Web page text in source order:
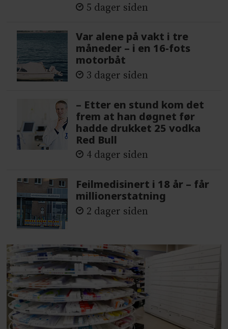
5 dager siden
Var alene på vakt i tre
måneder – i en 16-fots
motorbåt
3 dager siden
– Etter en stund kom det
frem at han døgnet før
hadde drukket 25 vodka
Red Bull
4 dager siden
Feilmedisinert i 18 år – får
millionerstatning
2 dager siden